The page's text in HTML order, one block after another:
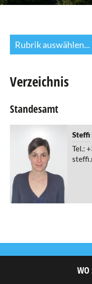
Rubrik auswählen...
Agenda
eRaider
Verzeichnis
Gemeindesekretariat
Einwohneramt
Standesamt
Straßen- und
Verzeichnis
Standesamt
Steffi
Tel.:
WO